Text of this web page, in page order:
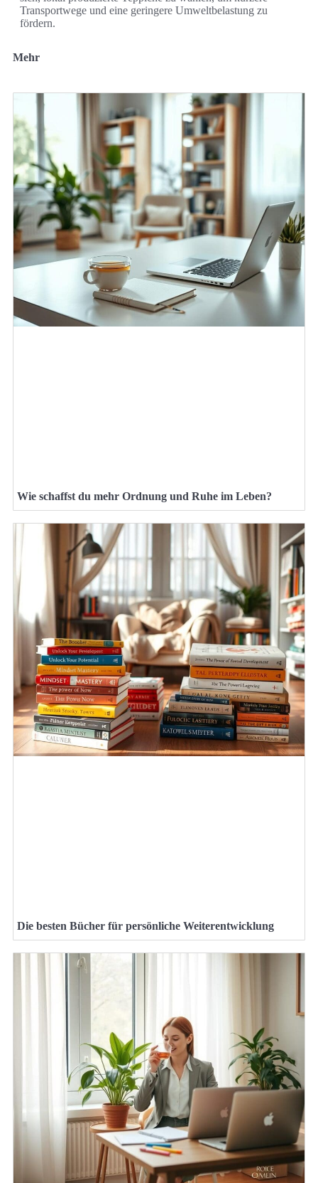
Transportwege und eine geringere Umweltbelastung zu
fördern.
Mehr
Wie schaffst du mehr Ordnung und Ruhe im Leben?
Die besten Bücher für persönliche Weiterentwicklung